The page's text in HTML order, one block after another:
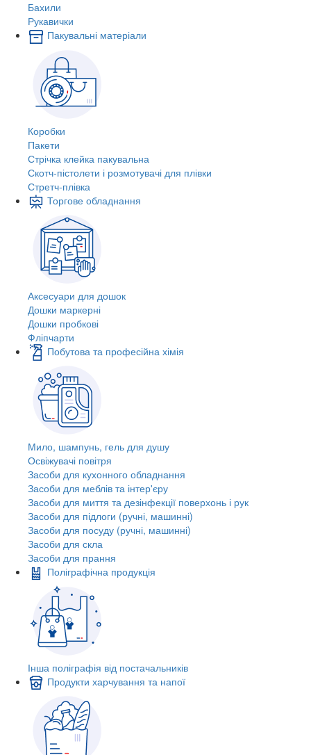
Бахили
Рукавички
Пакувальні матеріали
Коробки
Пакети
Стрічка клейка пакувальна
Скотч-пістолети і розмотувачі для плівки
Стретч-плівка
Торгове обладнання
Аксесуари для дошок
Дошки маркерні
Дошки пробкові
Фліпчарти
Побутова та професійна хімія
Мило, шампунь, гель для душу
Освіжувачі повітря
Засоби для кухонного обладнання
Засоби для меблів та інтер'єру
Засоби для миття та дезінфекції поверхонь і рук
Засоби для підлоги (ручні, машинні)
Засоби для посуду (ручні, машинні)
Засоби для скла
Засоби для прання
Поліграфічна продукція
Інша поліграфія від постачальників
Продукти харчування та напої